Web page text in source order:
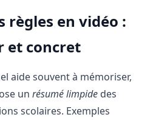
règles en vidéo :
et concret
aide souvent à mémoriser,
un résumé limpide des
scolaires. Exemples